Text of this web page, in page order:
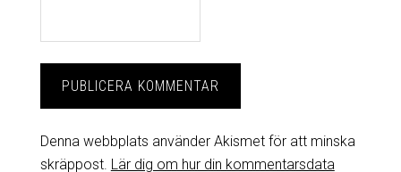
Denna webbplats använder Akismet för att minska
skräppost. Lär dig om hur din kommentarsdata